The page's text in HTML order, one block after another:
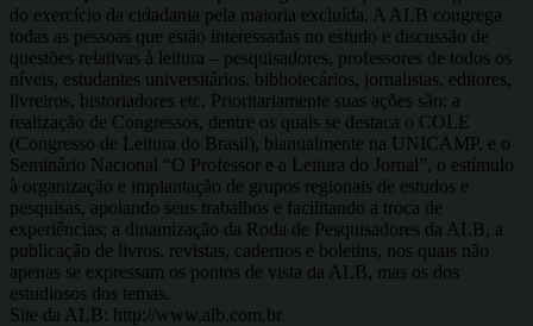
do exercício da cidadania pela maioria excluída. A ALB congrega
todas as pessoas que estão interessadas no estudo e discussão de
questões relativas à leitura – pesquisadores, professores de todos os
níveis, estudantes universitários, bibliotecários, jornalistas, editores,
livreiros, historiadores etc. Prioritariamente suas ações são: a
realização de Congressos, dentre os quais se destaca o COLE
(Congresso de Leitura do Brasil), bianualmente na UNICAMP, e o
Seminário Nacional “O Professor e a Leitura do Jornal”, o estímulo
à organização e implantação de grupos regionais de estudos e
pesquisas, apoiando seus trabalhos e facilitando a troca de
experiências; a dinamização da Roda de Pesquisadores da ALB, a
publicação de livros, revistas, cadernos e boletins, nos quais não
apenas se expressam os pontos de vista da ALB, mas os dos
estudiosos dos temas.
Site da ALB: http://www.alb.com.br